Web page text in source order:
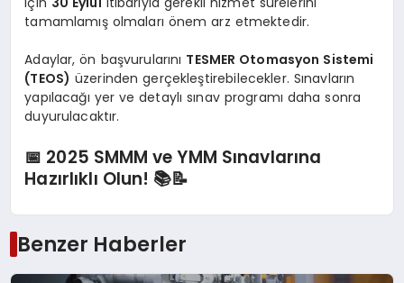
tamamlamış olmaları önem arz etmektedir.
Adaylar, ön başvurularını TESMER Otomasyon Sistemi
(TEOS) üzerinden gerçekleştirebilecekler. Sınavların
yapılacağı yer ve detaylı sınav programı daha sonra
duyurulacaktır.
📅 2025 SMMM ve YMM Sınavlarına
Hazırlıklı Olun! 📚📝
Benzer Haberler